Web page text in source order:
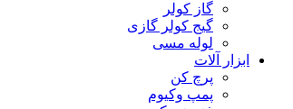
گاز کولر
گیج کولر گازی
لوله مسی
ابزار آلات
پرچ کن
پمپ وکیوم